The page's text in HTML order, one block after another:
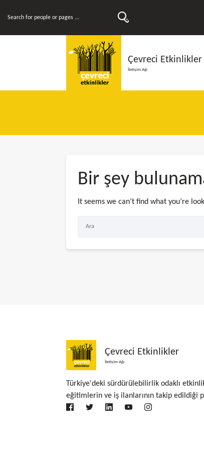
Çevreci Etkinlikler
İletişim Ağı
Bir şey
It seems we can’t find what you’re
Çevreci Etkinlikler
İletişim Ağı
Türkiye'deki sürdürülebilirlik odaklı
eğitimlerin ve iş ilanlarının takip edildiği